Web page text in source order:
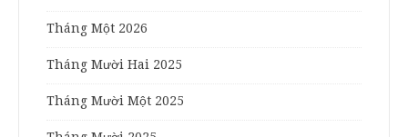
Tháng Một 2026
Tháng Mười Hai 2025
Tháng Mười Một 2025